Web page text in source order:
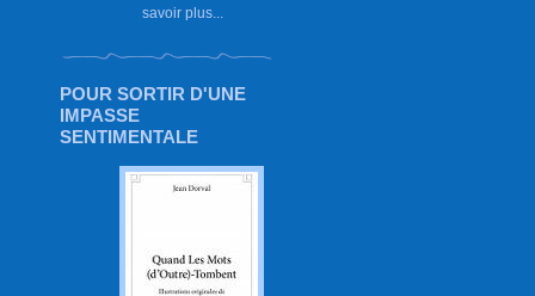
savoir plus...
POUR SORTIR D'UNE
IMPASSE
SENTIMENTALE